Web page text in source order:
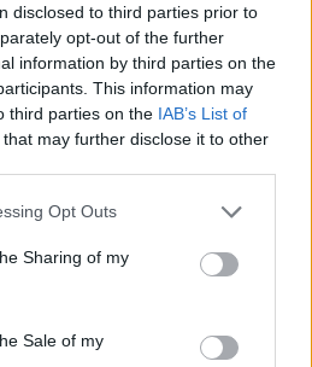
disclosed to third parties prior to
opt-out of the further
information by third parties on the
This information may
third parties on the IAB’s List of
that may further disclose it to other
app uses one or more Google
behaviour. You may click to
and its third-party tags to
purposes in below Google
Opt Outs
Sharing of my
Sale of my